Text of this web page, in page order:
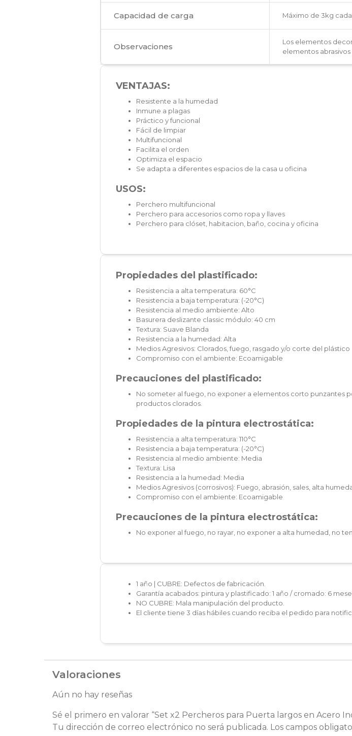
Capacidad de carga Máximo de 3kg
Observaciones
Los elementos
elementos abrasivos
VENTAJAS:
Resistente a la humedad
Inmune a plagas
Práctico y funcional
Fácil de limpiar
Multifuncional
Facilita el orden
Optimiza el espacio
Se adapta a diferentes espacios de la casa u oficina
USOS:
Perchero multifuncional
Perchero para accesorios como ropa y llaves
Perchero para clóset, habitacion, baño, cocina y oficina
Propiedades del plastificado:
Resistencia a alta temperatura: 60°C
Resistencia a baja temperatura: (-20°C)
Resistencia al medio ambiente: Alto
Basurera deslizante classic módulo: 40 cm
Textura: Suave Blanda
Resistencia a la humedad: Alta
Medios Agresivos: Clorados, fuego, rasgado y/o corte del plástico
Compromiso con el ambiente: Ecoamigable
Precauciones del plastificado:
No someter al fuego, no exponer a elementos corto punzantes
productos clorados.
Propiedades de la pintura electrostática:
Resistencia a alta temperatura: 110°C
Resistencia a baja temperatura: (-20°C)
Resistencia al medio ambiente: Media
Textura: Lisa
Resistencia a la humedad: Media
Medios Agresivos (corrosivos): Fuego, abrasión, sales, alta
Compromiso con el ambiente: Ecoamigable
Precauciones de la pintura electrostática:
No exponer al fuego, no rayar, no exponer a alta humedad, no
1 año | CUBRE: Defectos de fabricación.
Garantía acabados: pintura y plastificado: 1 año / cromado: 6
NO CUBRE: Mala manipulación del producto.
El cliente tiene 3 días hábiles cuando reciba el pedido para
Valoraciones
Aún no hay reseñas
Sé el primero en valorar “Set x2 Percheros para Puerta largos en Acero
Tu dirección de correo electrónico no será publicada. Los campos